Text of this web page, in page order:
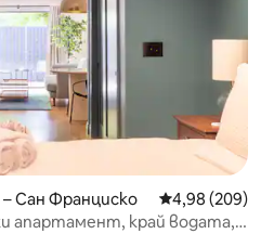
Сан Франциско Средна
4,98 (209)
апартамент, край водата,